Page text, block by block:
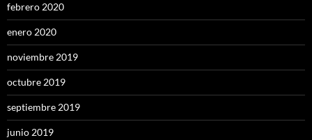
febrero 2020
enero 2020
noviembre 2019
octubre 2019
septiembre 2019
junio 2019